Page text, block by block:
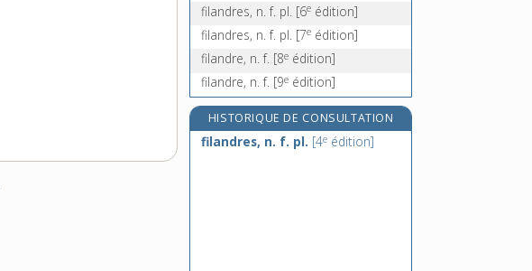
filandres, n. f. pl. [6e édition]
filandres, n. f. pl. [7e édition]
filandre, n. f. [8e édition]
filandre, n. f. [9e édition]
HISTORIQUE DE CONSULTATION
filandres, n. f. pl. [4e édition]